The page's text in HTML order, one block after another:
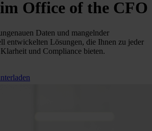
Office of the CFO
Daten und mangelnder
entwickelten Lösungen, die Ihnen zu jeder
und Compliance bieten.